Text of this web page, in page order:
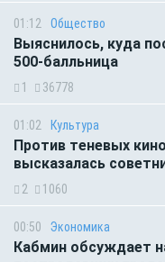
01:12 Общество
Выяснилось, куда
500-балльница
1 36778
01:02 Культура
Против теневых
высказалась
2 1060
00:50 Экономика
Кабмин обсуждает